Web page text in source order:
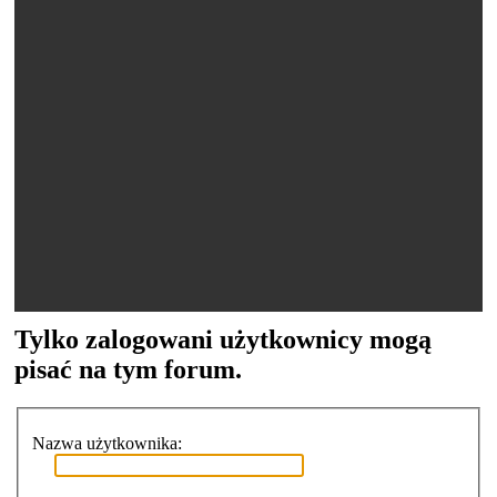
Tylko zalogowani użytkownicy mogą
pisać na tym forum.
Nazwa użytkownika: